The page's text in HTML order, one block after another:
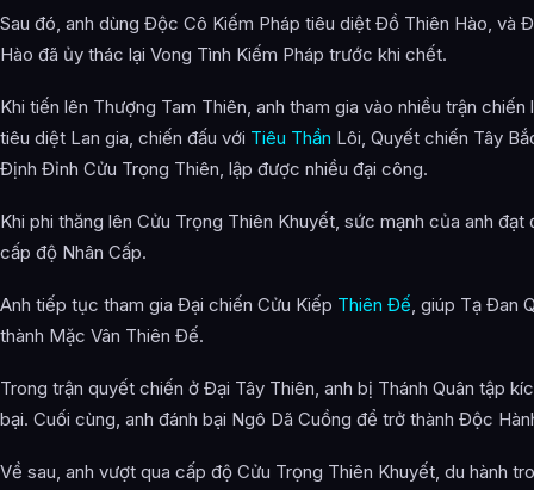
Sau đó, anh dùng Độc Cô Kiếm Pháp tiêu diệt Đồ Thiên Hào, và
Hào đã ủy thác lại Vong Tình Kiếm Pháp trước khi chết.
Khi tiến lên Thượng Tam Thiên, anh tham gia vào nhiều trận chiến
tiêu diệt Lan gia, chiến đấu với Tiêu Thần Lôi, Quyết chiến Tây
Định Đỉnh Cửu Trọng Thiên, lập được nhiều đại công.
Khi phi thăng lên Cửu Trọng Thiên Khuyết, sức mạnh của anh đạt
cấp độ Nhân Cấp.
Anh tiếp tục tham gia Đại chiến Cửu Kiếp Thiên Đế, giúp Tạ Đan
thành Mặc Vân Thiên Đế.
Trong trận quyết chiến ở Đại Tây Thiên, anh bị Thánh Quân tập
bại. Cuối cùng, anh đánh bại Ngô Dã Cuồng để trở thành Độc
Về sau, anh vượt qua cấp độ Cửu Trọng Thiên Khuyết, du hành